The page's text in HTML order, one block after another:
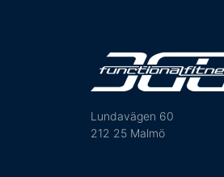
Lundavägen 60
212 25 Malmö